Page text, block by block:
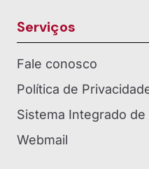
Serviços
Fale conosco
Política de
Sistema Integrado de
Webmail